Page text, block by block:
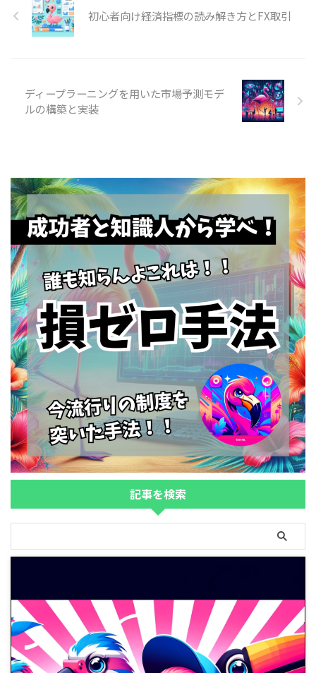
初心者向け経済指標の読み解き方とFX取引
ディープラーニングを用いた市場予測モデ
ルの構築と実装
記事を検索